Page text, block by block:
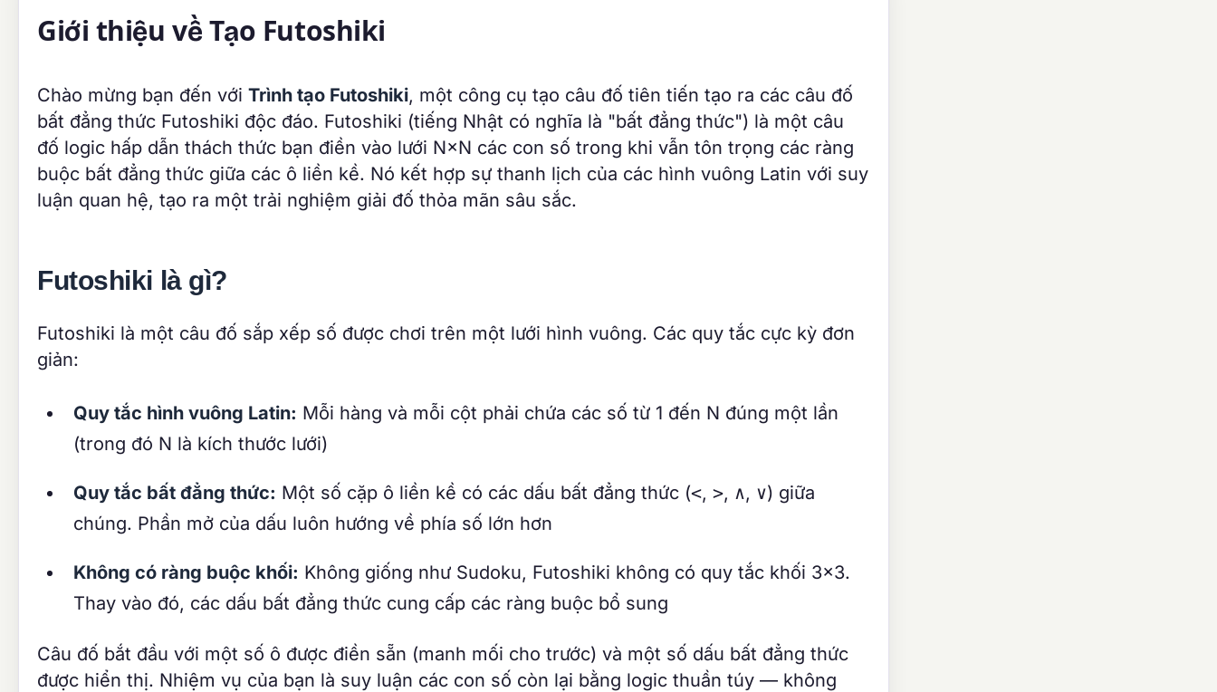
Giới thiệu về Tạo Futoshiki
Chào mừng bạn đến với Trình tạo Futoshiki, một công cụ tạo câu đố tiên tiến tạo ra các câu đố
bất đẳng thức Futoshiki độc đáo. Futoshiki (tiếng Nhật có nghĩa là "bất đẳng thức") là một câu
đố logic hấp dẫn thách thức bạn điền vào lưới N×N các con số trong khi vẫn tôn trọng các ràng
buộc bất đẳng thức giữa các ô liền kề. Nó kết hợp sự thanh lịch của các hình vuông Latin với suy
luận quan hệ, tạo ra một trải nghiệm giải đố thỏa mãn sâu sắc.
Futoshiki là gì?
Futoshiki là một câu đố sắp xếp số được chơi trên một lưới hình vuông. Các quy tắc cực kỳ đơn
giản:
Quy tắc hình vuông Latin: Mỗi hàng và mỗi cột phải chứa các số từ 1 đến N đúng một lần
(trong đó N là kích thước lưới)
Quy tắc bất đẳng thức: Một số cặp ô liền kề có các dấu bất đẳng thức (<, >, ∧, ∨) giữa
chúng. Phần mở của dấu luôn hướng về phía số lớn hơn
Không có ràng buộc khối: Không giống như Sudoku, Futoshiki không có quy tắc khối 3×3.
Thay vào đó, các dấu bất đẳng thức cung cấp các ràng buộc bổ sung
Câu đố bắt đầu với một số ô được điền sẵn (manh mối cho trước) và một số dấu bất đẳng thức
được hiển thị. Nhiệm vụ của bạn là suy luận các con số còn lại bằng logic thuần túy — không